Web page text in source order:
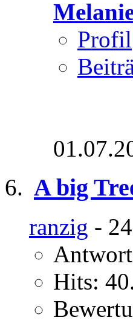
Profil
A big
ranzig -
Hits: